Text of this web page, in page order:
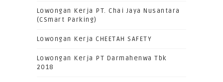
Lowongan Kerja PT. Chai Jaya Nusantara
(CSmart Parking)
Lowongan Kerja CHEETAH SAFETY
Lowongan Kerja PT Darmahenwa Tbk
2018